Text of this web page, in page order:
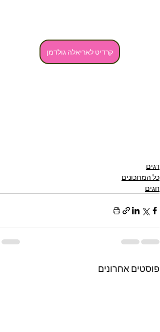
קרדיט לאריאלה גולדמן
דגים
כל המתכונים
חגים
פוסטים אחרונים